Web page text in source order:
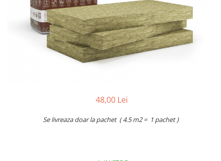
Accesorii pentru termosistem
Accesorii pentru vata
Pas Japonez
Pervaz geam piatra compozita
Placi ceramice de exterior
Produse auxiliare
48,00 Lei
Se livreaza doar la pachet ( 4.5 m2 = 1 pachet )